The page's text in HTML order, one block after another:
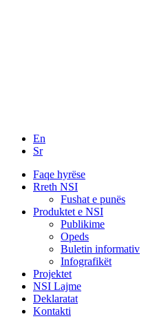
En
Sr
Faqe hyrëse
Rreth NSI
Fushat e punës
Produktet e NSI
Publikime
Opeds
Buletin informativ
Infografikët
Projektet
NSI Lajme
Deklaratat
Kontakti